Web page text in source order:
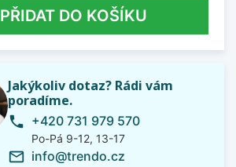
PŘIDAT DO KOŠÍKU
Jakýkoliv dotaz? Rádi vám
poradíme.
phone +420 731 979 570
Po-Pá 9-12, 13-17
mail_outline info@trendo.cz